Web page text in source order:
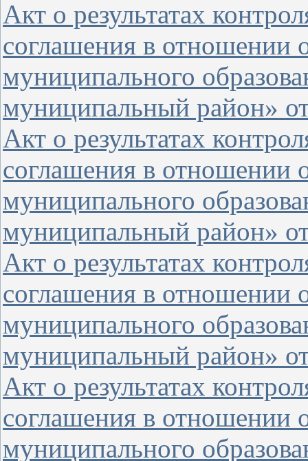
Акт о результатах
соглашения в отношении
муниципального
муниципальный район»
Акт о результатах
соглашения в отношении
муниципального
муниципальный район»
Акт о результатах
соглашения в отношении
муниципального
муниципальный район»
Акт о результатах
соглашения в отношении
муниципального